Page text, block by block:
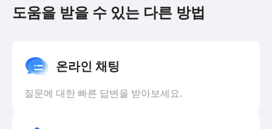
도움을 받을 수 있는 다른 방법
온라인 채팅
질문에 대한 빠른 답변을 받아보세요.